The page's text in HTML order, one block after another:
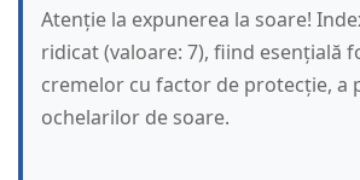
Atenție la expunerea la soare!
ridicat (valoare: 7), fiind esențială
cremelor cu factor de protecție, a
ochelarilor de soare.